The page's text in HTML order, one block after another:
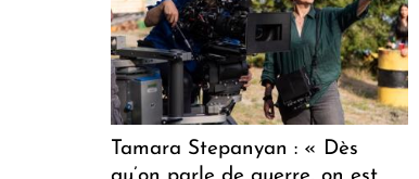
Tamara Stepanyan : « Dès